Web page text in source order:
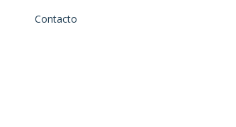
Contacto